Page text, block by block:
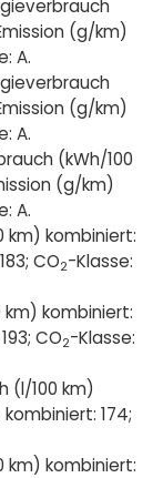
(g/km)
A.
(g/km)
A.
(kWh/100
(g/km)
A.
km) kombiniert:
CO2-Klasse:
km) kombiniert:
CO2-Klasse:
(l/100 km)
174;
km) kombiniert: